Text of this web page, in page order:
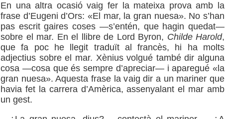
En una altra ocasió vaig fer la mateixa prova amb la
frase d’Eugeni d’Ors: «El mar, la gran nuesa». No s’han
pas escrit gaires coses —s’entén, que hagin quedat—
sobre el mar. En el llibre de Lord Byron, Childe Harold,
que fa poc he llegit traduït al francès, hi ha molts
adjectius sobre el mar. Xènius volgué també dir alguna
cosa —cosa que és sempre d’apreciar— i aparegué «la
gran nuesa». Aquesta frase la vaig dir a un mariner que
havia fet la carrera d’Amèrica, assenyalant el mar amb
un gest.